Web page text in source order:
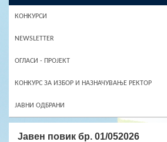
КОНКУРСИ
NEWSLETTER
ОГЛАСИ - ПРОЈЕКТ
КОНКУРС ЗА ИЗБОР И НАЗНАЧУВАЊЕ РЕКТОР
ЈАВНИ ОДБРАНИ
Јавен повик бр. 01/052026